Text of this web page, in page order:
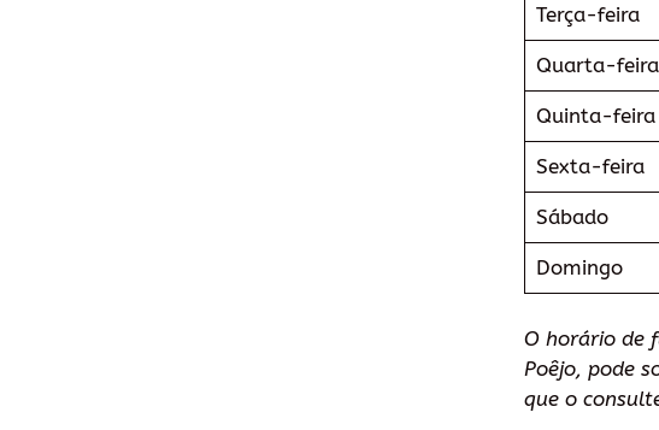
Terça-feira
Quarta-feira
Quinta-feira
Sexta-feira
Sábado
Domingo
O horário de
Poêjo, pode
que o